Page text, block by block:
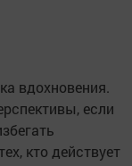
вдохновения.
если
кто действует